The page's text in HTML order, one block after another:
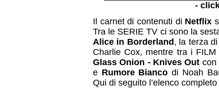
-
Il carnet di contenuti di Netflix
Tra le SERIE TV ci sono la
Alice in Borderland , la terza
Charlie Cox, mentre tra i
Glass Onion - Knives Out con
e Rumore Bianco di Noah
Qui di seguito l’elenco